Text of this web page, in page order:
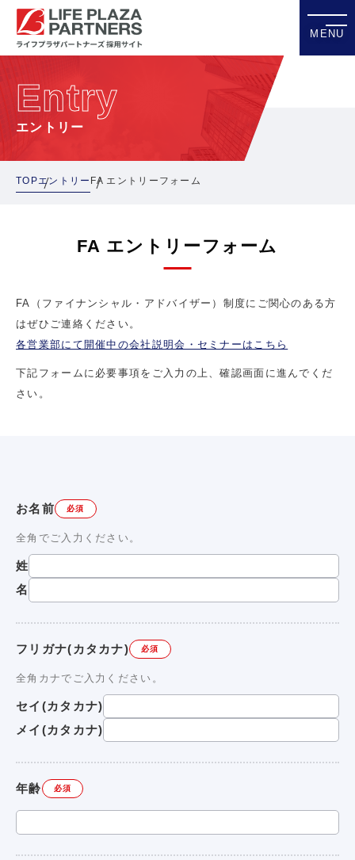
MENU
Entry
エントリー
TOPエントリー FA エントリーフォーム
FA エントリーフォーム
FA（ファイナンシャル・アドバイザー）制度にご関心のある方
はぜひご連絡ください。
各営業部にて開催中の会社説明会・セミナーはこちら
下記フォームに必要事項をご入力の上、確認画面に進んでくだ
さい。
お名前 必須
全角でご入力ください。
姓
名
フリガナ(カタカナ) 必須
全角カナでご入力ください。
セイ(カタカナ)
メイ(カタカナ)
年齢 必須